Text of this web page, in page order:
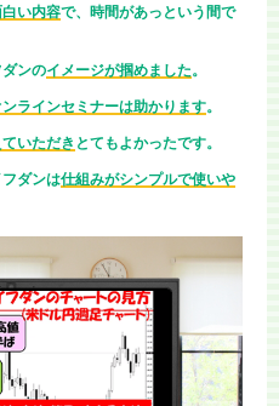
い内容で、時間があっという間で
ンのイメージが掴めました。
ラインセミナーは助かります。
いただき とてもよかったです。
ダンは仕組みがシンプルで使いや